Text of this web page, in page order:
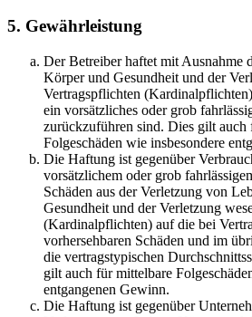
5. Gewährleistung
Der Betreiber haftet mit Ausnahme
Körper und Gesundheit und der
Vertragspflichten
ein vorsätzliches oder grob
zurückzuführen sind. Dies gilt auch
Folgeschäden wie insbesondere
Die Haftung ist gegenüber
vorsätzlichem oder grob
Schäden aus der Verletzung von
Gesundheit und der Verletzung
(Kardinalpflichten) auf die bei
vorhersehbaren Schäden und im
die vertragstypischen
gilt auch für mittelbare
entgangenen Gewinn.
Die Haftung ist gegenüber